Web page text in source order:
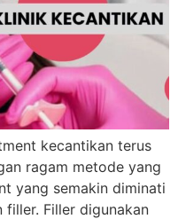
kecantikan terus
ragam metode yang
yang semakin diminati
filler. Filler digunakan